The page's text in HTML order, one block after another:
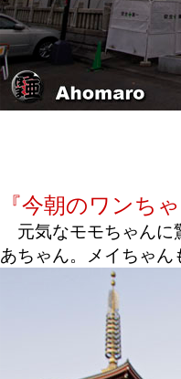
『今朝のワンち
元気なモモちゃんに
あちゃん。メイちゃ